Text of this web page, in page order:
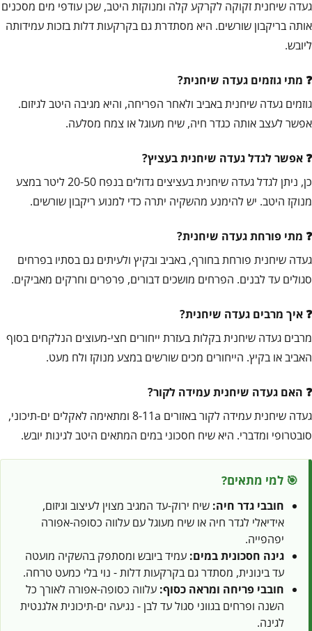
געדה שיחנית זקוקה לקרקע קלה ומנוקזת היטב, שכן עודפי מים מסכנים
אותה בריקבון שורשים. היא מסתדרת גם בקרקעות דלות בזכות עמידותה
ליובש.
מתי גוזמים געדה שיחנית?
גוזמים געדה שיחנית באביב ולאחר הפריחה, והיא מגיבה היטב לגיזום.
אפשר לעצב אותה כגדר חיה, שיח מעוגל או צמח מסלעה.
אפשר לגדל געדה שיחנית בעציץ?
כן, ניתן לגדל געדה שיחנית בעציצים גדולים בנפח 20-50 ליטר במצע
מנוקז היטב. יש להימנע מהשקיה יתרה כדי למנוע ריקבון שורשים.
מתי פורחת געדה שיחנית?
געדה שיחנית פורחת בחורף, באביב ובקיץ ולעיתים גם בסתיו בפרחים
סגולים עד לבנים. הפרחים מושכים דבורים, פרפרים וחרקים מאביקים.
איך מרבים געדה שיחנית?
מרבים געדה שיחנית בקלות בעזרת ייחורים חצי-מעוצים הנלקחים בסוף
האביב או בקיץ. הייחורים מכים שורשים במצע מנוקז ולח מעט.
האם געדה שיחנית עמידה לקור?
געדה שיחנית עמידה לקור באזורים 8-11a ומתאימה לאקלים ים-תיכוני,
סובטרופי ומדברי. היא שיח חסכוני במים המתאים היטב לגינות יובש.
🎯 למי מתאים?
חובבי גדר חיה: שיח ירוק-עד המגיב מצוין לעיצוב וגיזום,
אידיאלי לגדר חיה או שיח מעוגל עם עלווה כסופה-אפורה
יפהפייה.
גינה חסכונית במים: עמיד ביובש ומסתפק בהשקיה מועטה
עד בינונית, מסתדר גם בקרקעות דלות - נוי בלי כמעט טרחה.
חובבי פריחה ומראה כסוף: עלווה כסופה-אפורה לאורך כל
השנה ופרחים בגווני סגול עד לבן - נגיעה ים-תיכונית אלגנטית
לגינה.